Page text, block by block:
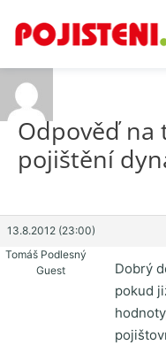
Odpověď na
pojištění
13.8.2012 (23:00)
Tomáš Podlesný
Guest
Dobrý
pokud